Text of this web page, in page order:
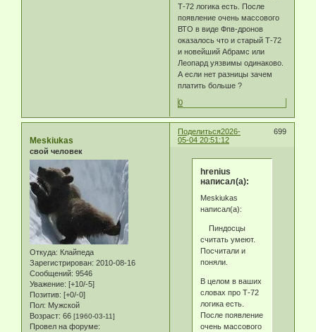
Т-72 логика есть. После
появление очень массового
ВТО в виде Фпв-дронов
оказалось что и старый Т-72
и новейший Абрамс или
Леопард уязвимы одинаково.
А если нет разницы зачем
платить больше ?
0
Поделиться 699
2026-
05-04 20:51:12
Meskiukas
свой человек
Откуда: Клайпеда
Зарегистрирован: 2010-08-16
Сообщений: 9546
Уважение: [+10/-5]
Позитив: [+0/-0]
Пол: Мужской
Возраст: 66 [1960-03-11]
Провел на форуме:
hrenius
написал(а):
Meskiukas
написал(а):
Пиндосцы
считать умеют.
Посчитали и
поняли.
В целом в ваших
словах про Т-72
логика есть.
После появление
очень массового